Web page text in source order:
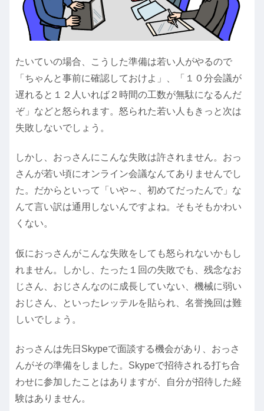
たいていの場合、こうした準備は若い人がやるので
「ちゃんと事前に確認しておけよ」、「１０分会議が
遅れると１２人いれば２時間の工数が無駄になるんだ
ぞ」などと怒られます。怒られた若い人もきっと次は
失敗しないでしょう。
しかし、おっさんにこんな失敗は許されません。おっ
さんが若い頃にオンライン会議なんてありませんでし
た。だからといって「いや～、初めてだったんで」な
んて言い訳は通用しないんですよね。そもそもかわい
くない。
仮におっさんがこんな失敗をしても怒られないかもし
れません。しかし、たった１回の失敗でも、残念なお
じさん、おじさんなのに成長していない、機械に弱い
おじさん、といったレッテルを貼られ、名誉挽回は難
しいでしょう。
おっさんは先日Skypeで面談する機会があり、おっさ
んがその準備をしました。Skypeで招待される打ち合
わせに参加したことはありますが、自分が招待した経
験はありません。